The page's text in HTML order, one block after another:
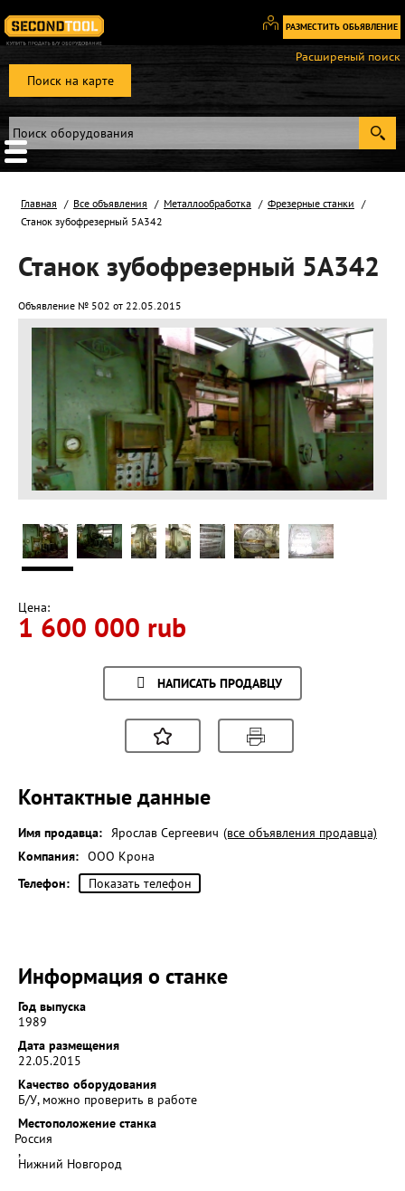
РАЗМЕСТИТЬ ОБЬЯВЛЕНИЕ
Вход
Регистрация
Поиск на карте
Расширеный поиск
Главная Все объявления Металлообработка
Фрезерные станки
Станок зубофрезерный 5А342
Станок зубофрезерный 5А342
Объявление № 502 от 22.05.2015
Цена:
1 600 000 rub
НАПИСАТЬ ПРОДАВЦУ
Контактные данные
Имя продавца: Ярослав Сергеевич (все объявления продавца)
Компания: ООО Крона
Телефон:
Показать телефон
Информация о станке
Год выпуска
1989
Дата размещения
22.05.2015
Качество оборудования
Б/У, можно проверить в работе
Местоположение станка
Россия
,
Нижний Новгород